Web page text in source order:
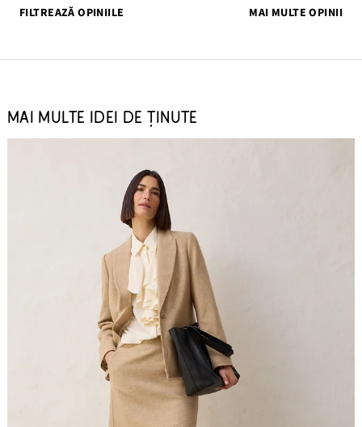
FILTREAZĂ OPINIILE
MAI MULTE OPINII
MAI MULTE IDEI DE ȚINUTE